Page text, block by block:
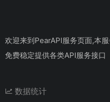
欢迎来到PearAPI服务页面,本
免费稳定提供各类API服务接口
数据统计